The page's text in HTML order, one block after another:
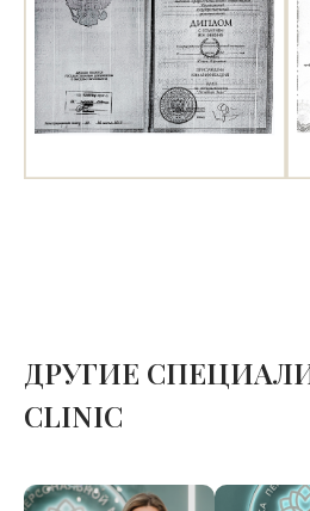
ДРУГИЕ
CLINIC